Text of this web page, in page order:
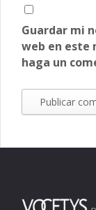
Guardar mi
web en este
haga un